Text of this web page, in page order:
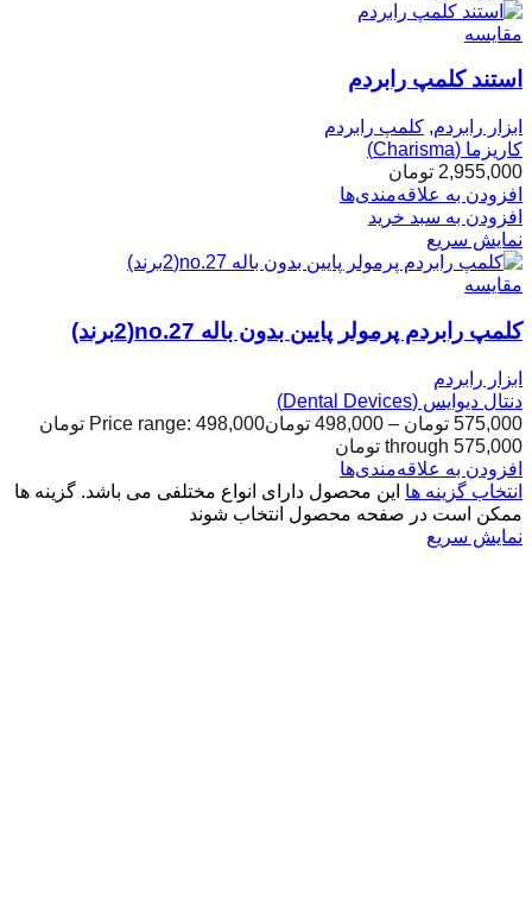
مقایسه
استند کلمپ رابردم
ابزار رابردم, کلمپ رابردم
کاریزما (Charisma)
2,955,000 تومان
افزودن به علاقه‌مندی‌ها
افزودن به سبد خرید
نمایش سریع
مقایسه
کلمپ رابردم پرمولر پایین بدون باله no.27(2برند)
ابزار رابردم
دنتال دیوایس (Dental Devices)
575,000 تومان –
498,000 تومان
Price range: 498,000 تومان
through 575,000 تومان
افزودن به علاقه‌مندی‌ها
انتخاب گزینه ها این محصول دارای انواع مختلفی می باشد. گزینه ها
ممکن است در صفحه محصول انتخاب شوند
نمایش سریع